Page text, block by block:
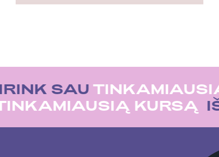
SAU
TINKAMIAUSIĄ KURSĄ